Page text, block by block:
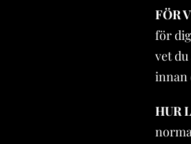
FÖR
för
vet
innan
HUR